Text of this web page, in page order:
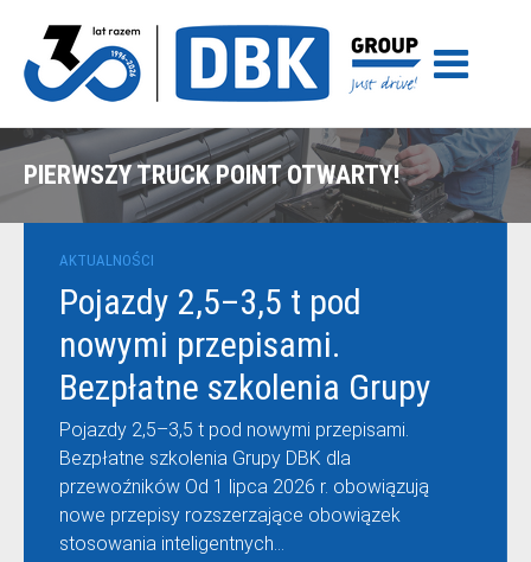
PIERWSZY TRUCK POINT OTWARTY!
AKTUALNOŚCI
Pojazdy 2,5–3,5 t pod
nowymi przepisami.
Bezpłatne szkolenia Grupy
DBK dla przewoźników
Pojazdy 2,5–3,5 t pod nowymi przepisami.
Bezpłatne szkolenia Grupy DBK dla
przewoźników Od 1 lipca 2026 r. obowiązują
nowe przepisy rozszerzające obowiązek
stosowania inteligentnych…